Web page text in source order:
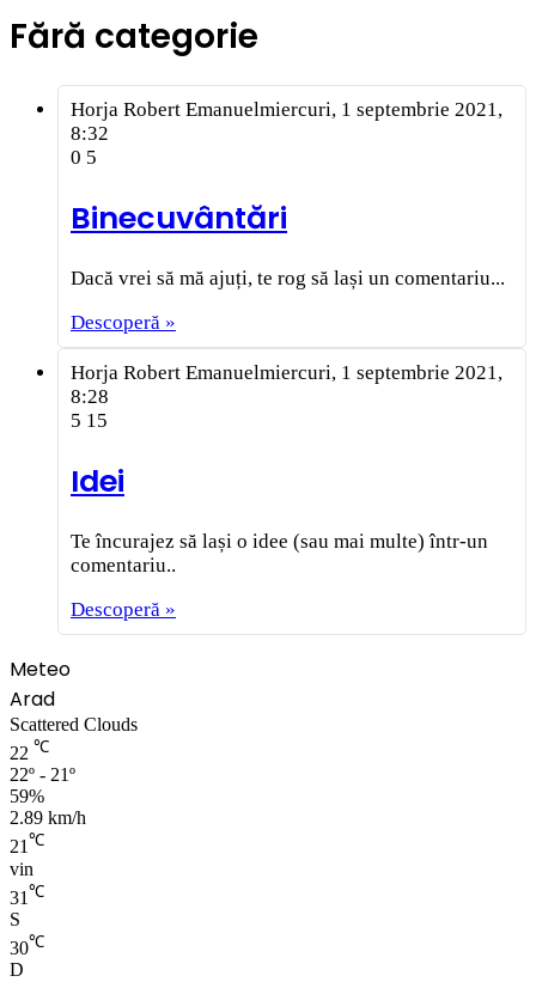
Fără categorie
Horja Robert Emanuelmiercuri, 1 septembrie 2021,
8:32
0 5
Binecuvântări
Dacă vrei să mă ajuți, te rog să lași un comentariu...
Descoperă »
Horja Robert Emanuelmiercuri, 1 septembrie 2021,
8:28
5 15
Idei
Te încurajez să lași o idee (sau mai multe) într-un
comentariu..
Descoperă »
Meteo
Arad
Scattered Clouds
22 ℃
22º - 21º
59%
2.89 km/h
21℃
vin
31 ℃
S
30℃
D